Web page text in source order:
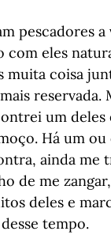
pescadores
com eles
muita coisa
reservada.
um deles
Há um
ainda me
de me
deles e
tempo.